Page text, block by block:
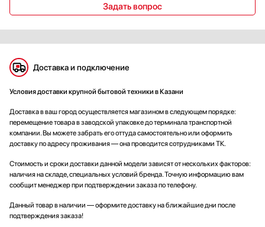
Задать вопрос
Доставка и подключение
Условия доставки крупной бытовой техники в Казани
Доставка в ваш город осуществляется магазином в следующем порядке:
перемещение товара в заводской упаковке до терминала транспортной
компании. Вы можете забрать его оттуда самостоятельно или оформить
доставку по адресу проживания — она проводится сотрудниками ТК.
Стоимость и сроки доставки данной модели зависят от нескольких факторов:
наличия на складе, специальных условий бренда. Точную информацию вам
сообщит менеджер при подтверждении заказа по телефону.
Данный товар в наличии — оформите доставку на ближайшие дни после
подтверждения заказа!